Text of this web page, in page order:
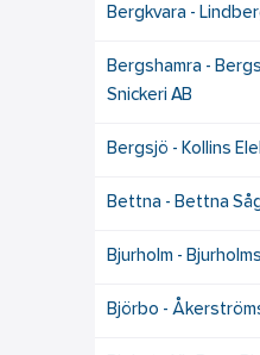
Bergkvara -
Bergshamra -
Snickeri AB
Bergsjö - Kollins
Bettna - Bettna
Bjurholm -
Björbo -